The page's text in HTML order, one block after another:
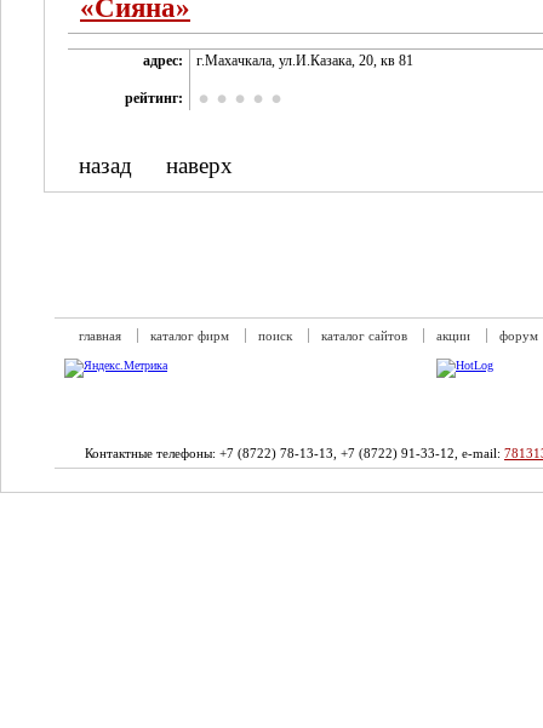
«Сияна»
адрес: г.Махачкала, ул.И.Казака, 20, кв 81
рейтинг:
назад наверх
главная каталог фирм поиск каталог сайтов акции форум
Контактные телефоны: +7 (8722) 78-13-13, +7 (8722) 91-33-12, e-mail: